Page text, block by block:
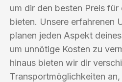
um dir den besten Preis
bieten. Unsere erfahrenen
planen jeden Aspekt
um unnötige Kosten zu
hinaus bieten wir dir
Transportmöglichkeiten